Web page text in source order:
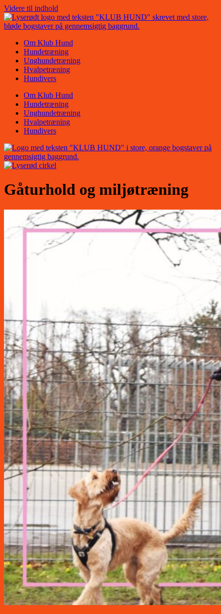
Videre til indhold
Om Klub Hund
Hundetræning
Unghundetræning
Hvalpetræning
Hundivers
Om Klub Hund
Hundetræning
Unghundetræning
Hvalpetræning
Hundivers
Gåturhold og miljøtræning